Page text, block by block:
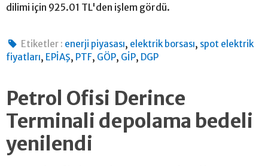
dilimi için 925.01 TL'den işlem gördü.
Etiketler : enerji piyasası, elektrik borsası, spot elektrik
fiyatları, EPİAŞ, PTF, GÖP, GİP, DGP
Petrol Ofisi Derince
Terminali depolama bedeli
yenilendi